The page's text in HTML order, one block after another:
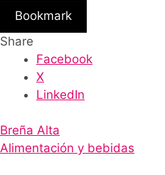
Bookmark
Share
Facebook
X
LinkedIn
Breña Alta
Alimentación y bebidas